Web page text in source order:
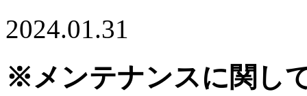
2024.01.31
※メンテナンスに関し